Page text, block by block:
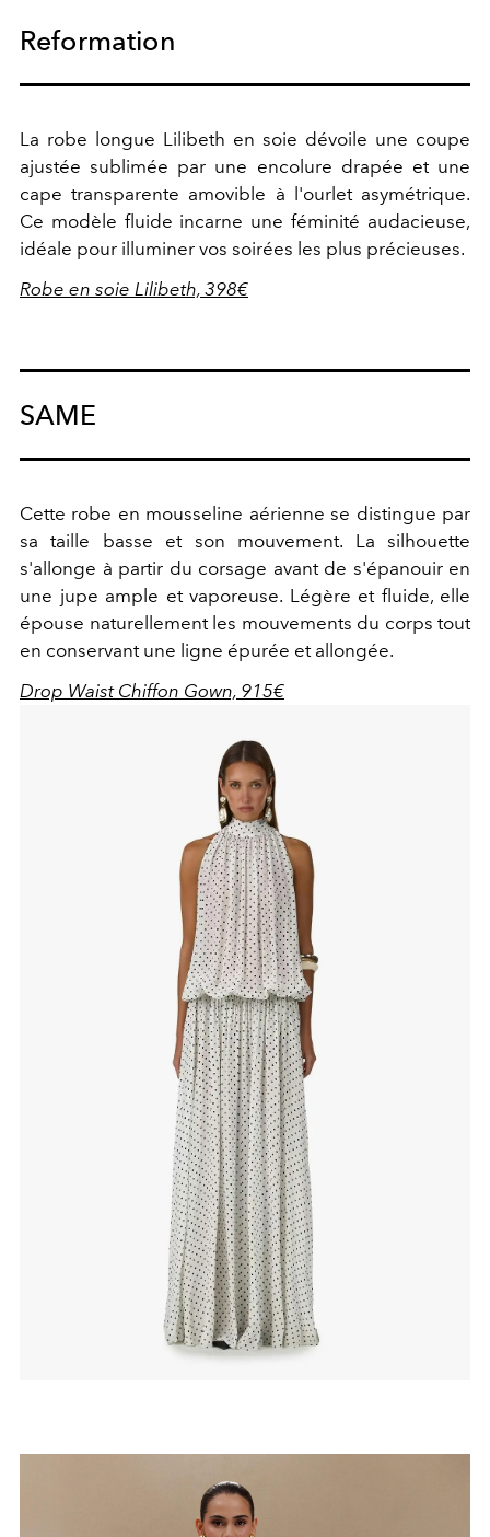
Reformation
La robe longue Lilibeth en soie dévoile une coupe
ajustée sublimée par une encolure drapée et une
cape transparente amovible à l'ourlet asymétrique.
Ce modèle fluide incarne une féminité audacieuse,
idéale pour illuminer vos soirées les plus précieuses.
Robe en soie Lilibeth, 398€
SAME
Cette robe en mousseline aérienne se distingue par
sa taille basse et son mouvement. La silhouette
s'allonge à partir du corsage avant de s'épanouir en
une jupe ample et vaporeuse. Légère et fluide, elle
épouse naturellement les mouvements du corps tout
en conservant une ligne épurée et allongée.
Drop Waist Chiffon Gown, 915€